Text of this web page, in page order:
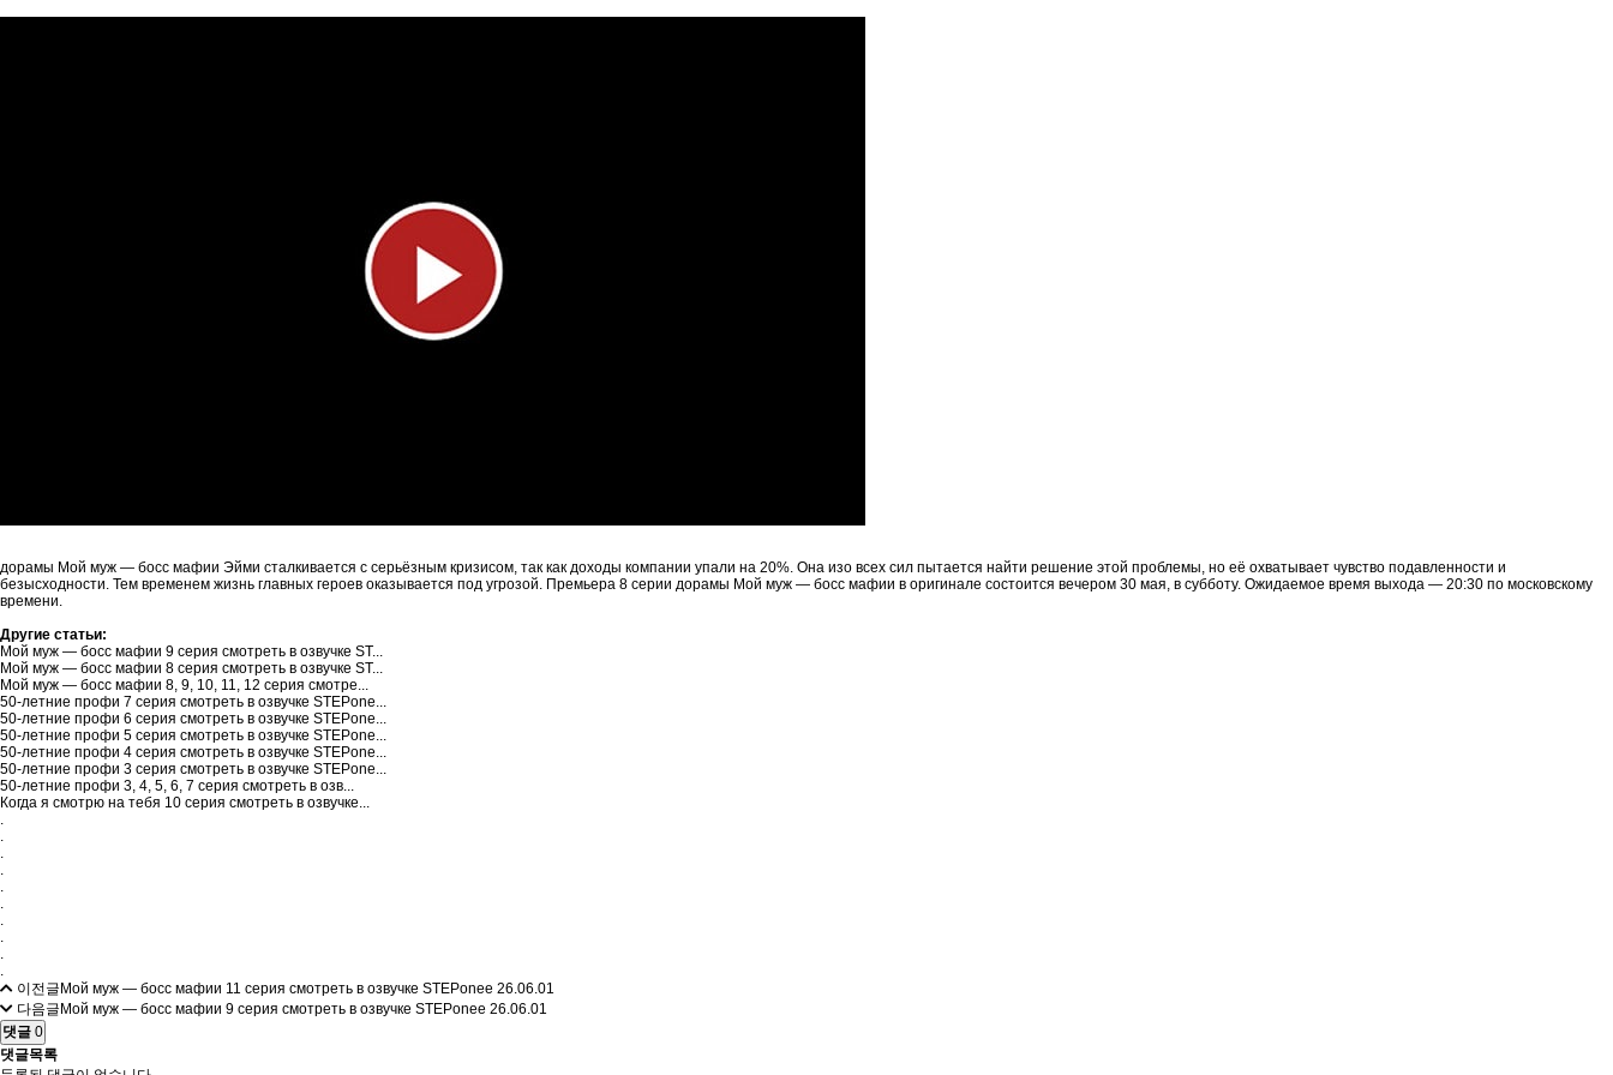
дорамы Мой муж — босс мафии Эйми сталкивается с серьёзным кризисом, так как доходы компании упали на 20%. Она изо всех сил пытается найти решение этой проблемы, но её охватывает чувство подавленности и
безысходности. Тем временем жизнь главных героев оказывается под угрозой. Премьера 8 серии дорамы Мой муж — босс мафии в оригинале состоится вечером 30 мая, в субботу. Ожидаемое время выхода — 20:30 по московскому
времени.
Другие статьи:
Мой муж — босс мафии 9 серия смотреть в озвучке ST...
Мой муж — босс мафии 8 серия смотреть в озвучке ST...
Мой муж — босс мафии 8, 9, 10, 11, 12 серия смотре...
50-летние профи 7 серия смотреть в озвучке STEPone...
50-летние профи 6 серия смотреть в озвучке STEPone...
50-летние профи 5 серия смотреть в озвучке STEPone...
50-летние профи 4 серия смотреть в озвучке STEPone...
50-летние профи 3 серия смотреть в озвучке STEPone...
50-летние профи 3, 4, 5, 6, 7 серия смотреть в озв...
Когда я смотрю на тебя 10 серия смотреть в озвучке...
.
.
.
.
.
.
.
.
.
.
이전글 Мой муж — босс мафии 11 серия смотреть в озвучке STEPonee 26.06.01
다음글 Мой муж — босс мафии 9 серия смотреть в озвучке STEPonee 26.06.01
댓글 0
댓글목록